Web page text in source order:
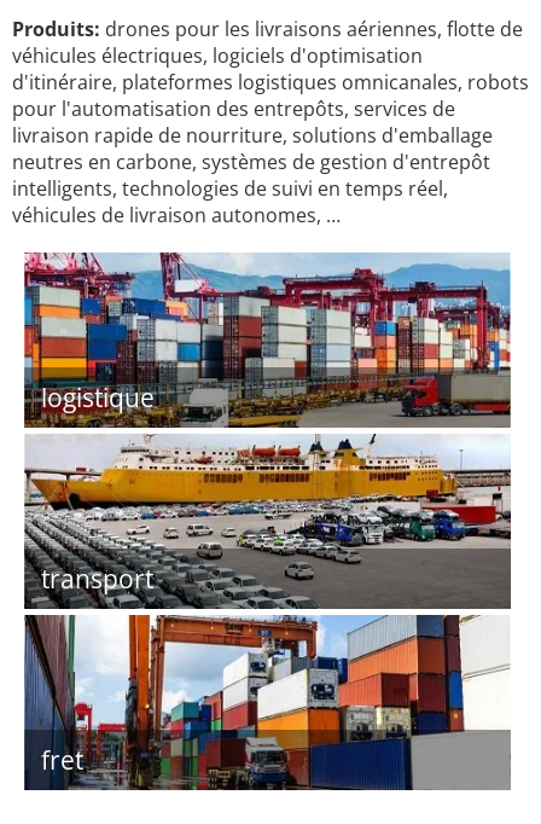
Produits: drones pour les livraisons aériennes, flotte de
véhicules électriques, logiciels d'optimisation
d'itinéraire, plateformes logistiques omnicanales, robots
pour l'automatisation des entrepôts, services de
livraison rapide de nourriture, solutions d'emballage
neutres en carbone, systèmes de gestion d'entrepôt
intelligents, technologies de suivi en temps réel,
véhicules de livraison autonomes, …
logistique
transport
fret